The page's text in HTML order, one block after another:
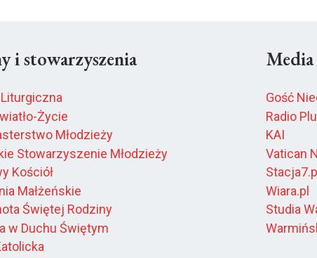
i stowarzyszenia
Liturgiczna
Życie
Młodzieży
Stowarzyszenie Młodzieży
Kościół
Małżeńskie
Świętej Rodziny
w Duchu Świętym
Media
Gość
Radio
KAI
Vatican
Stacja7.pl
Wiara.pl
Studia